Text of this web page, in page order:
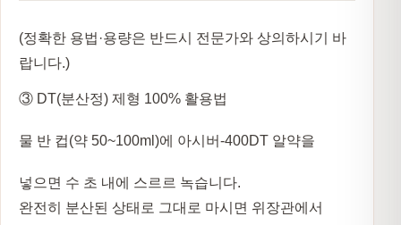
(정확한 용법·용량은 반드시 전문가와 상의하시기 바
랍니다.)
③ DT(분산정) 제형 100% 활용법
물 반 컵(약 50~100ml)에 아시버-400DT 알약을
넣으면 수 초 내에 스르르 녹습니다.
완전히 분산된 상태로 그대로 마시면 위장관에서